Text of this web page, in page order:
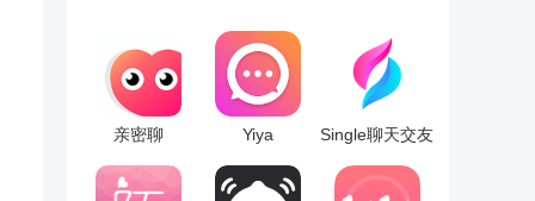
亲密聊 Yiya Single聊天交友